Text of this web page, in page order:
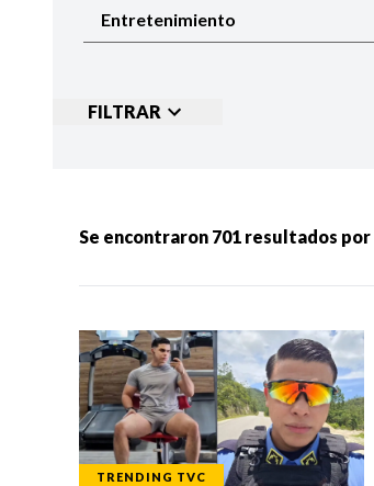
FILTRAR
Categorias: NOTICIAS
Se encontraron 701 resultados por
TRENDING TVC